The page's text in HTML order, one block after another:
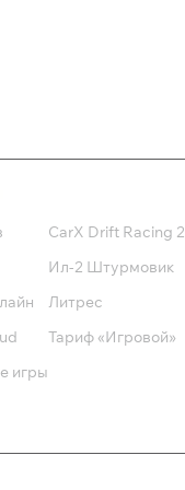
игры
CarX Drift Racing 2
Ил-2 Штурмовик
Литрес
Тариф «Игровой»